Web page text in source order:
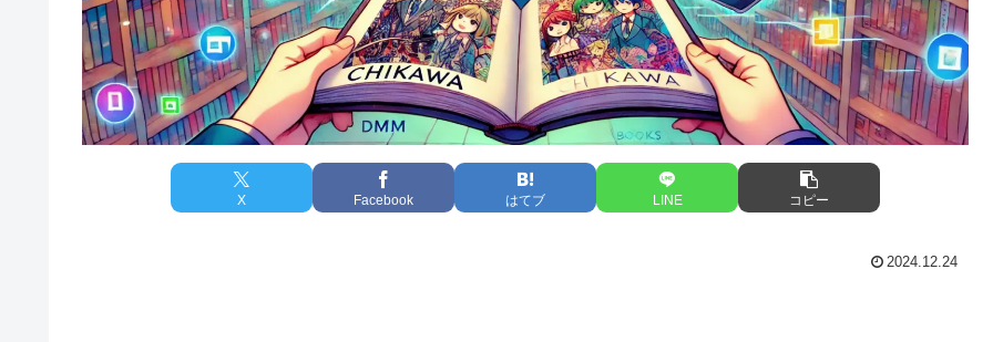
X Facebook はてブ LINE コピー
2024.12.24